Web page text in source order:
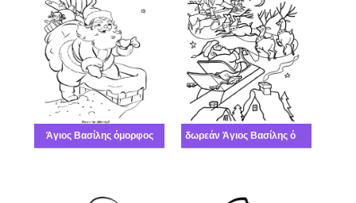
Άγιος Βασίλης όμορφος δωρεάν Άγιος Βασίλης όμορφος